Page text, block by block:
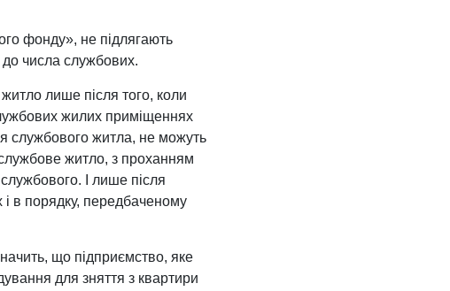
фонду», не підлягають
до числа службових.
лише після того, коли
жилих приміщеннях
службового житла, не можуть
житло, з проханням
І лише після
в порядку, передбаченому
що підприємство, яке
для зняття з квартири